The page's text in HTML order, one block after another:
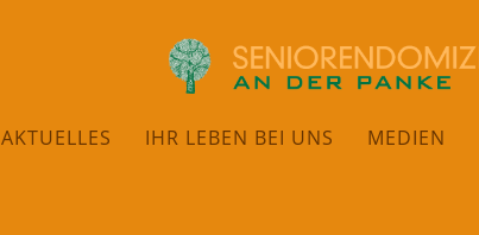
AKTUELLES IHR LEBEN BEI UNS MEDIEN